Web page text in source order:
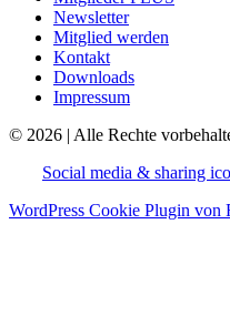
Newsletter
Mitglied werden
Kontakt
Downloads
Impressum
© 2026 | Alle Rechte
Social media & sharing
WordPress Cookie Plugin von